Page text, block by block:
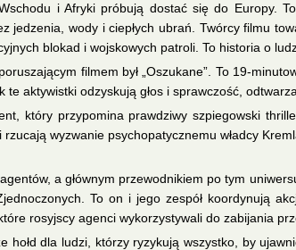
i Afryki próbują dostać się do Europy.
jedzenia, wody i ciepłych ubrań. Twórcy filmu
blokad i wojskowych patroli. To historia o
filmem był „Oszukane”. To 19-
aktywistki odzyskują głos i sprawczość,
który przypomina prawdziwy szpiegowski
wyzwanie psychopatycznemu władcy
a głównym przewodnikiem po tym
To on i jego zespół koordynują
rosyjscy agenci wykorzystywali do zabijania
hołd dla ludzi, którzy ryzykują wszystko, by